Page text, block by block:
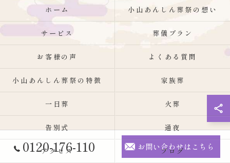
0120-176-110 お問い合わせはこちら
ホーム 小山あんしん葬祭の想い
サービス 葬儀プラン
お客様の声 よくある質問
小山あんしん葬祭の特徴 家族葬
一日葬 火葬
告別式 通夜
アクセス ブログ